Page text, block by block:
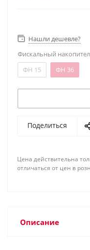
Нашли дешевле?
Фискальный
ФН 15
ФН 36
Поделиться
Цена действительна
отличаться от цен в
Описание